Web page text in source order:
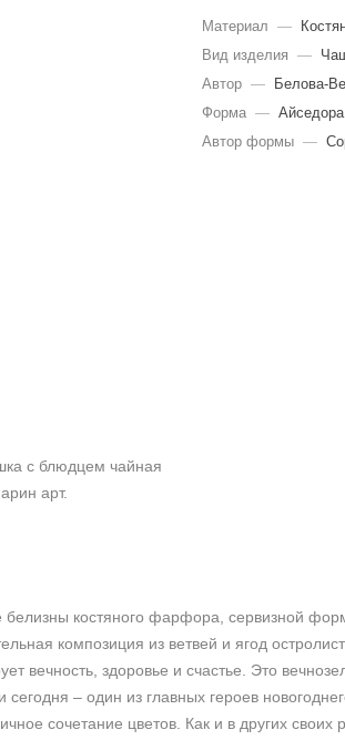
с блюдцем чайная
арт.
Материал —
Вид изделия
—
Автор —
Белова-
Форма — Айседора
Автор формы —
белизны костяного фарфора, сервизной
композиция из ветвей и ягод
вечность, здоровье и счастье. Это
– один из главных героев
сочетание цветов. Как и в других своих